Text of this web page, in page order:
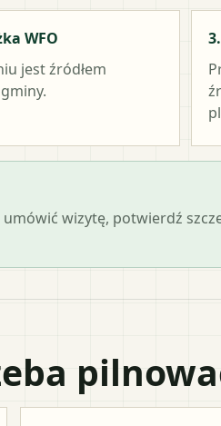
WFO
jest źródłem
wizytę, potwierdź